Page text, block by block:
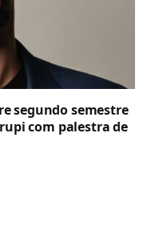
segundo semestre
com palestra de